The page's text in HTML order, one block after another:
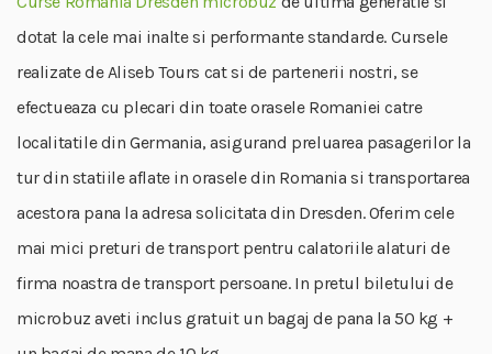
dotat la cele mai inalte si performante standarde. Cursele
realizate de Aliseb Tours cat si de partenerii nostri, se
efectueaza cu plecari din toate orasele Romaniei catre
localitatile din Germania, asigurand preluarea pasagerilor la
tur din statiile aflate in orasele din Romania si transportarea
acestora pana la adresa solicitata din Dresden. Oferim cele
mai mici preturi de transport pentru calatoriile alaturi de
firma noastra de transport persoane. In pretul biletului de
microbuz aveti inclus gratuit un bagaj de pana la 50 kg +